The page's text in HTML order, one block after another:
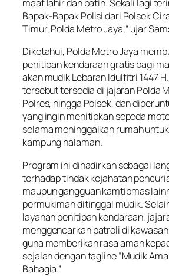
maaf lahir dan batin. Sekali lagi
Bapak-Bapak Polisi dari Polsek
Timur, Polda Metro Jaya,” ujar
Diketahui, Polda Metro Jaya
penitipan kendaraan gratis bagi
akan mudik Lebaran Idulfitri 1447
tersebut tersedia di jajaran Polda
Polres, hingga Polsek, dan
yang ingin menitipkan sepeda
selama meninggalkan rumah
kampung halaman.
Program ini dihadirkan sebagai
terhadap tindak kejahatan
maupun gangguan kamtibmas
permukiman ditinggal mudik.
layanan penitipan kendaraan,
menggencarkan patroli di
guna memberikan rasa aman
sejalan dengan tagline “Mudik
Bahagia.”